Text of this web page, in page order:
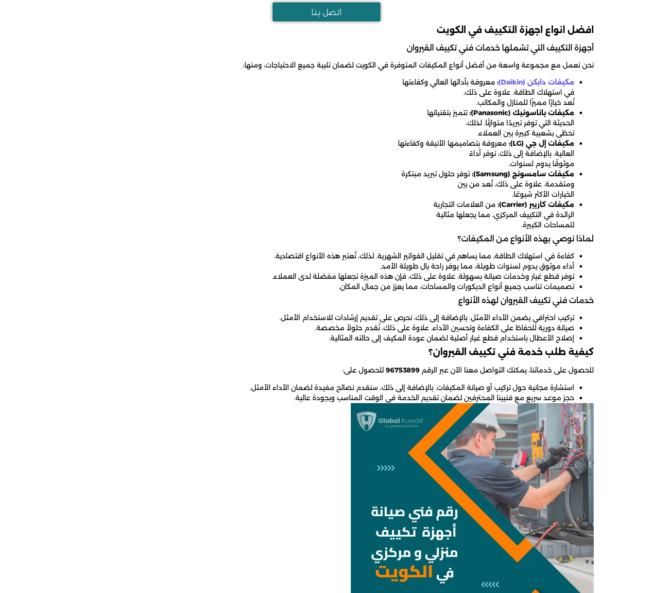
اتـصل بـنـا
افضل انواع اجهزة التكييف في الكويت
أجهزة التكييف التي تشملها خدمات فني تكييف القيروان
نحن نعمل مع مجموعة واسعة من أفضل أنواع المكيفات المتوفرة في الكويت لضمان تلبية جميع الاحتياجات، ومنها:
مكيفات دايكن (Daikin)
: معروفة بأدائها العالي وكفاءتها
في استهلاك الطاقة. علاوة على ذلك،
تُعد خيارًا مميزًا للمنازل والمكاتب.
مكيفات باناسونيك (Panasonic):
تتميز بتقنياتها
الحديثة التي توفر تبريدًا متوازنًا. لذلك،
تحظى بشعبية كبيرة بين العملاء.
مكيفات إل جي (LG):
معروفة بتصاميمها الأنيقة وكفاءتها
العالية. بالإضافة إلى ذلك، توفر أداءً
موثوقًا يدوم لسنوات.
مكيفات سامسونج (Samsung):
توفر حلول تبريد مبتكرة
ومتقدمة. علاوة على ذلك، تُعد من بين
الخيارات الأكثر شيوعًا.
مكيفات كاريير (Carrier):
من العلامات التجارية
الرائدة في التكييف المركزي، مما يجعلها مثالية
للمساحات الكبيرة.
لماذا نوصي بهذه الأنواع من المكيفات؟
كفاءة في استهلاك الطاقة، مما يساهم في تقليل الفواتير الشهرية. لذلك، تُعتبر هذه الأنواع اقتصادية.
أداء موثوق يدوم لسنوات طويلة، مما يوفر راحة بال طويلة الأمد.
توفر قطع غيار وخدمات صيانة بسهولة. علاوة على ذلك، فإن هذه الميزة تجعلها مفضلة لدى العملاء.
تصميمات تناسب جميع أنواع الديكورات والمساحات، مما يعزز من جمال المكان.
خدمات فني تكييف القيروان لهذه الأنواع
تركيب احترافي يضمن الأداء الأمثل. بالإضافة إلى ذلك، نحرص على تقديم إرشادات للاستخدام الأمثل.
صيانة دورية للحفاظ على الكفاءة وتحسين الأداء. علاوة على ذلك، نُقدم حلولاً مخصصة.
إصلاح الأعطال باستخدام قطع غيار أصلية لضمان عودة المكيف إلى حالته المثالية.
كيفية طلب خدمة فني تكييف القيروان؟
للحصول على خدماتنا، يمكنك التواصل معنا الآن عبر الرقم 96753899 للحصول على:
استشارة مجانية حول تركيب أو صيانة المكيفات. بالإضافة إلى ذلك، سنقدم نصائح مفيدة لضمان الأداء الأمثل.
حجز موعد سريع مع فنيينا المحترفين لضمان تقديم الخدمة في الوقت المناسب وبجودة عالية.